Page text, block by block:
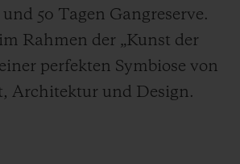
50 Tagen Gangreserve.
Rahmen der „Kunst der
perfekten Symbiose von
Architektur und Design.